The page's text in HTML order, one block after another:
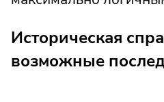
Историческая
возможные